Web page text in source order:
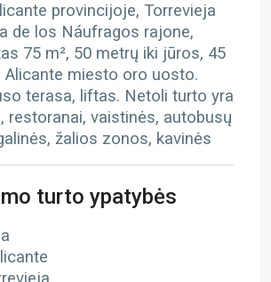
provincijoje, Torrevieja
de los Náufragos rajone,
75 m², 50 metrų iki jūros, 45
Alicante miesto oro uosto.
terasa, liftas. Netoli turto yra
restoranai, vaistinės, autobusų
žalios zonos, kavinės
turto ypatybės